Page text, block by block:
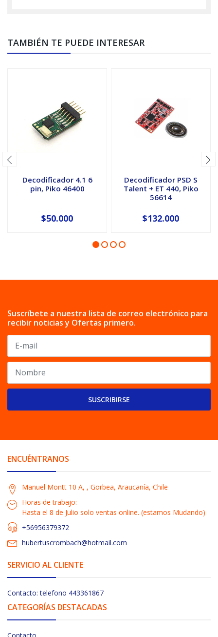
TAMBIÉN TE PUEDE INTERESAR
Decodificador 4.1 6
pin, Piko 46400
$50.000
Decodificador PSD S
Talent + ET 440, Piko
56614
$132.000
Suscríbete a nuestra lista de correo electrónico para
recibir noticias y Ofertas primero.
SUSCRIBIRSE
ENCUÉNTRANOS
Manuel Montt 10 A, , Gorbea, Araucanía, Chile
Horas de trabajo:
Hasta el 8 de Julio solo ventas online. (estamos Mudando)
+56956379372
hubertuscrombach@hotmail.com
SERVICIO AL CLIENTE
Contacto: telefono 443361867
CATEGORÍAS DESTACADAS